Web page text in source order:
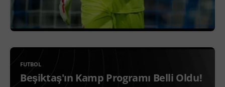
FUTBOL
Beşiktaş'ın Kamp Programı Belli Oldu!